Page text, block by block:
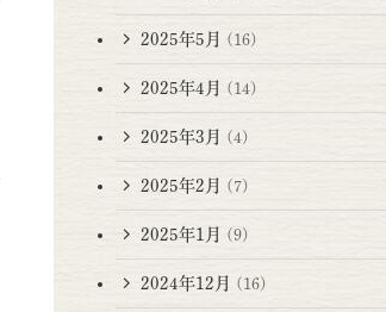
2025年5月 (16)
2025年4月 (14)
2025年3月 (4)
2025年2月 (7)
2025年1月 (9)
2024年12月 (16)